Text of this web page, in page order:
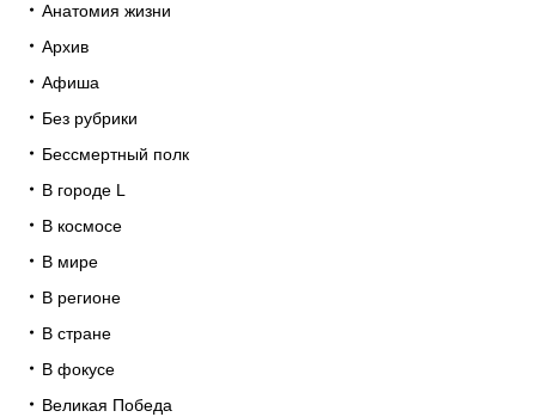
Анатомия жизни
Архив
Афиша
Без рубрики
Бессмертный полк
В городе L
В космосе
В мире
В регионе
В стране
В фокусе
Великая Победа